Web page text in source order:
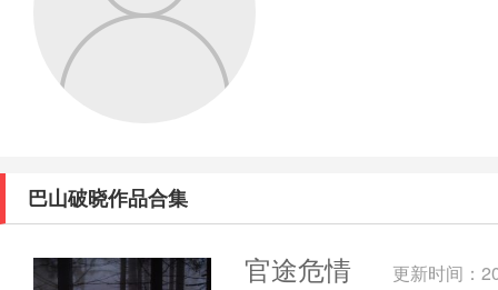
巴山破晓作品合集
官途危情 更新时间：